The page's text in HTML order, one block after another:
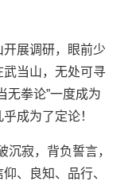
展调研，眼前少
当山，无处可寻
无拳论”一度成为
成为了定论！
寂，背负誓言，
、良知、品行、